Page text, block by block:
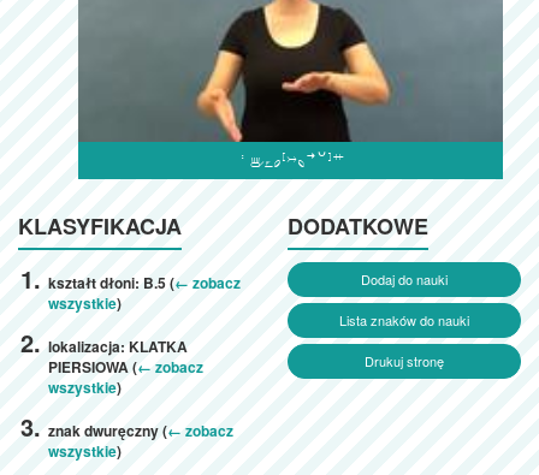

KLASYFIKACJA
kształt dłoni: B.5 (← zobacz
wszystkie)
lokalizacja: KLATKA
PIERSIOWA (← zobacz
wszystkie)
znak dwuręczny (← zobacz
wszystkie)
DODATKOWE
Dodaj do nauki
Lista znaków do nauki
Drukuj stronę